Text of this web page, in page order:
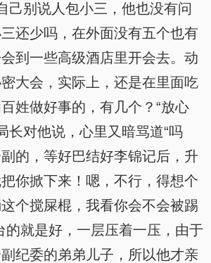
己别说人包小三，他也没有问
还少吗，在外面没有五个也有
到一些高级酒店里开会去。动
大会，实际上，还是在里面吃
姓做好事的，有几个？“放心
长对他说，心里又暗骂道“吗
的，等好巴结好李锦记后，升
你掀下来！嗯，不行，得想个
个搅屎棍，我看你会不会被踢
的就是好，一层压着一压，由于
纪委的弟弟儿子，所以他才亲